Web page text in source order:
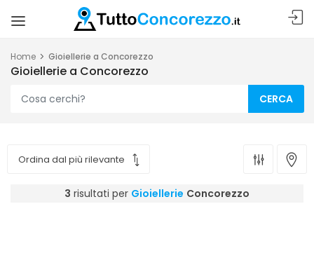
Home Gioiellerie a Concorezzo
Gioiellerie a Concorezzo
CERCA
3 risultati per Gioiellerie Concorezzo